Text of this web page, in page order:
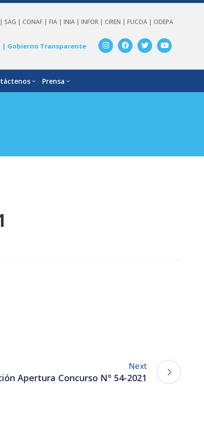
SAG | CONAF |FIA |INIA |INFOR | CIREN |FUCOA | ODEPA
| Gobierno Transparente
Prensa
Next
Apertura Concurso N° 54-2021